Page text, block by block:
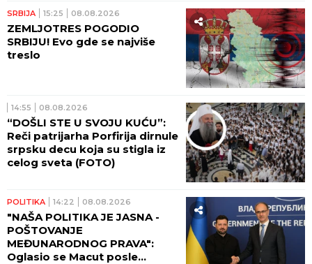
SRBIJA 15:25 08.08.2026
ZEMLJOTRES POGODIO
SRBIJU! Evo gde se najviše
treslo
14:55 08.08.2026
“DOŠLI STE U SVOJU KUĆU”:
Reči patrijarha Porfirija dirnule
srpsku decu koja su stigla iz
celog sveta (FOTO)
POLITIKA 14:22 08.08.2026
"NAŠA POLITIKA JE JASNA -
POŠTOVANJE
MEĐUNARODNOG PRAVA":
Oglasio se Macut posle